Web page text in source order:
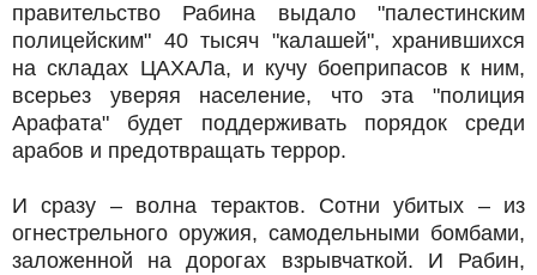
правительство Рабина выдало "палестинским
полицейским" 40 тысяч "калашей", хранившихся
на складах ЦАХАЛа, и кучу боеприпасов к ним,
всерьез уверяя население, что эта "полиция
Арафата" будет поддерживать порядок среди
арабов и предотвращать террор.
И сразу – волна терактов. Сотни убитых – из
огнестрельного оружия, самодельными бомбами,
заложенной на дорогах взрывчаткой. И Рабин,